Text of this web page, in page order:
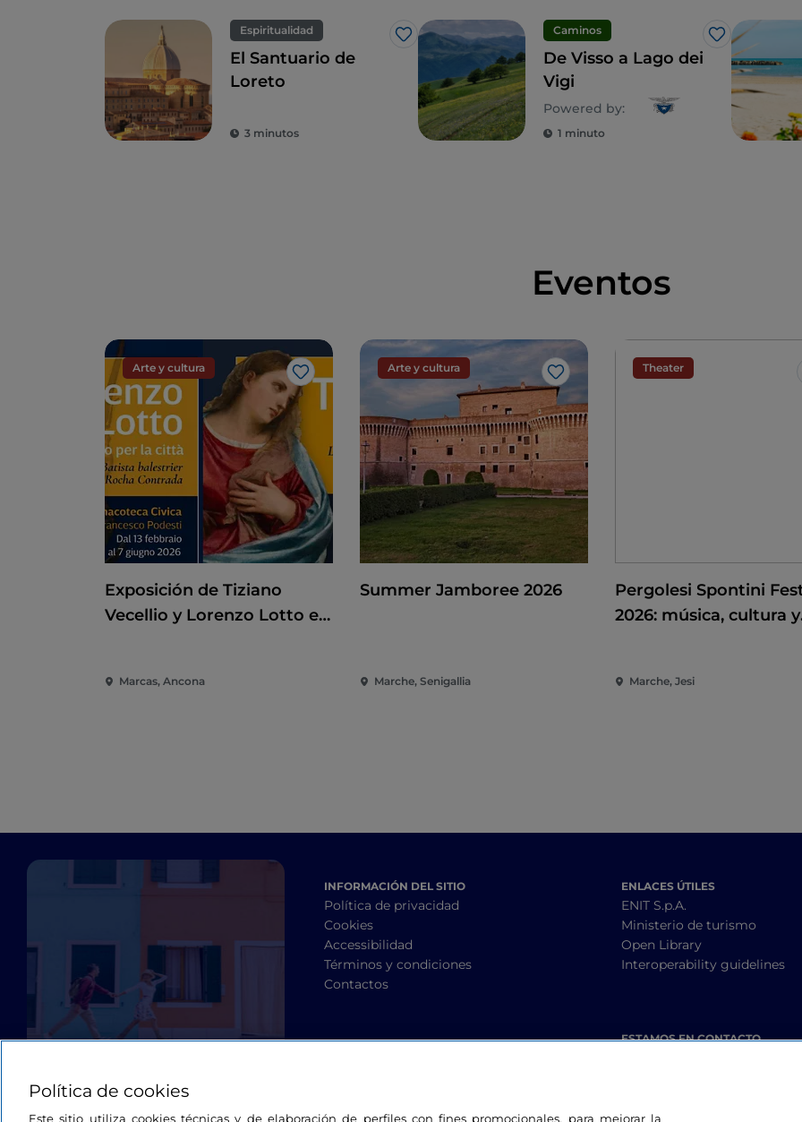
Espiritualidad
Me gusta
El Santuario de
Loreto
3 minutos
Caminos
Me gusta
De Visso a Lago dei
Vigi
Powered by:
1 minuto
Eventos
Arte y cultura
Me gusta
Exposición de Tiziano
Vecellio y Lorenzo Lotto en
Marcas, Ancona
Arte y cultura
Me gusta
Summer Jamboree 2026
Marche, Senigallia
Theater
Pergolesi Spontini
2026: música, cultura y
Marche, Jesi
INFORMACIÓN DEL SITIO
Política de privacidad
Cookies
Accessibilidad
Términos y condiciones
Contactos
ENLACES ÚTILES
ENIT S.p.A.
Ministerio de turismo
Open Library
Interoperability guidelines
ESTAMOS EN CONTACTO
Política de cookies
Este sitio utiliza cookies técnicas y de elaboración de perfiles con fines promocionales, para mejorar la